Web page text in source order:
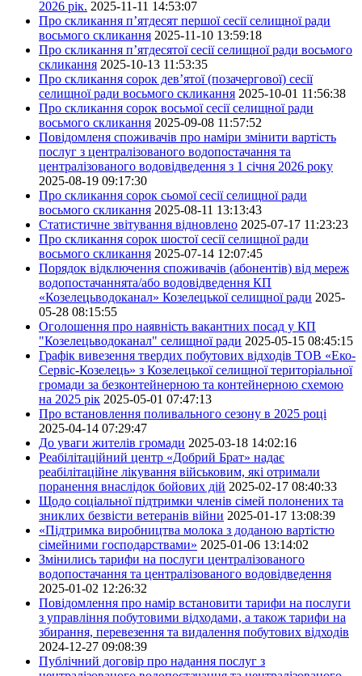
2026 рік. 2025-11-11 14:53:07
Про скликання п’ятдесят першої сесії селищної ради
восьмого скликання 2025-11-10 13:59:18
Про скликання п’ятдесятої сесії селищної ради восьмого
скликання 2025-10-13 11:53:35
Про скликання сорок дев’ятої (позачергової) сесії
селищної ради восьмого скликання 2025-10-01 11:56:38
Про скликання сорок восьмої сесії селищної ради
восьмого скликання 2025-09-08 11:57:52
Повідомленя споживачів про наміри змінити вартість
послуг з централізованого водопостачання та
централізованого водовідведення з 1 січня 2026 року
2025-08-19 09:17:30
Про скликання сорок сьомої сесії селищної ради
восьмого скликання 2025-08-11 13:13:43
Статистичне звітування відновлено 2025-07-17 11:23:23
Про скликання сорок шостої сесії селищної ради
восьмого скликання 2025-07-14 12:07:45
Порядок відключення споживачів (абонентів) від мереж
водопостачаннята/або водовідведення КП
«Козелецьводоканал» Козелецької селищної ради 2025-
05-28 08:15:55
Оголошення про наявність вакантних посад у КП
"Козелецьводоканал" селищної ради 2025-05-15 08:45:15
Графік вивезення твердих побутових відходів ТОВ «Еко-
Сервіс-Козелець» з Козелецької селищної територіальної
громади за безконтейнерною та контейнерною схемою
на 2025 рік 2025-05-01 07:47:13
Про встановлення поливального сезону в 2025 році
2025-04-14 07:29:47
До уваги жителів громади 2025-03-18 14:02:16
Реабілітаційний центр «Добрий Брат» надає
реабілітаційне лікування військовим, які отримали
поранення внаслідок бойових дій 2025-02-17 08:40:33
Щодо соціальної підтримки членів сімей полонених та
зниклих безвісти ветеранів війни 2025-01-17 13:08:39
«Підтримка виробництва молока з доданою вартістю
сімейними господарствами» 2025-01-06 13:14:02
Змінились тарифи на послуги централізованого
водопостачання та централізованого водовідведення
2025-01-02 12:26:32
Повідомлення про намір встановити тарифи на послуги
з управління побутовими відходами, а також тарифи на
збирання, перевезення та видалення побутових відходів
2024-12-27 09:08:39
Публічний договір про надання послуг з